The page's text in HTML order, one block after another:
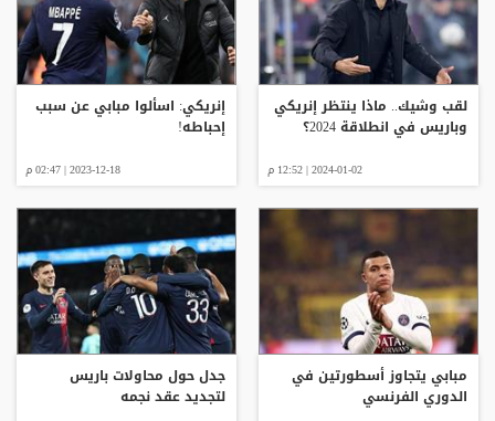
لقب وشيك.. ماذا ينتظر إنريكي
وباريس في انطلاقة 2024؟
2024-01-02 | 12:52 م
إنريكي: اسألوا مبابي عن سبب
إحباطه!
2023-12-18 | 02:47 م
مبابي يتجاوز أسطورتين في
الدوري الفرنسي
جدل حول محاولات باريس
لتجديد عقد نجمه